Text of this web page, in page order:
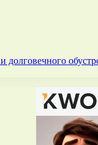
долговечного